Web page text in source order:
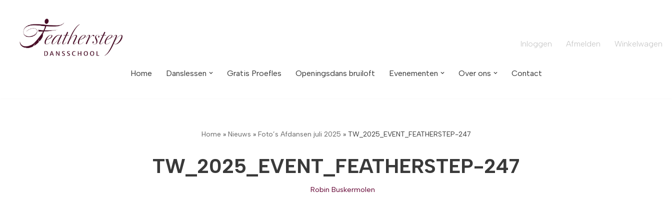
Meteen
naar
Inloggen Afmelden Winkelwagen
Home Danslessen Gratis Proefles Openingsdans bruiloft Evenementen Over ons Contact
Home » Nieuws » Foto’s Afdansen juli 2025 » TW_2025_EVENT_FEATHERSTEP-247
TW_2025_EVENT_FEATHERSTEP-247
Robin Buskermolen